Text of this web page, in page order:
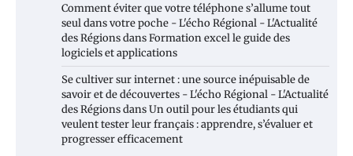
Comment éviter que votre téléphone s’allume tout
seul dans votre poche - L'écho Régional - L'Actualité
des RégionsdansFormation excel le guide des
logiciels et applications
Se cultiver sur internet : une source inépuisable de
savoir et de découvertes - L'écho Régional - L'Actualité
des RégionsdansUn outil pour les étudiants qui
veulent tester leur français : apprendre, s’évaluer et
progresser efficacement